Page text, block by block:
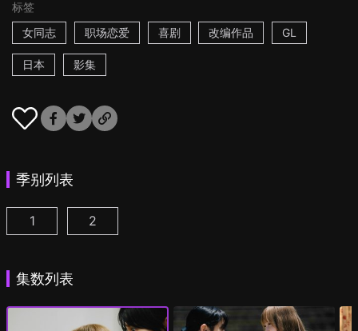
标签
女同志
职场恋爱 喜剧 改编作品 GL
日本 影集
季别列表
彩香最爱弘子前辈 第1集
1 彩香最爱弘子前辈 第2季 第1集
2
集数列表